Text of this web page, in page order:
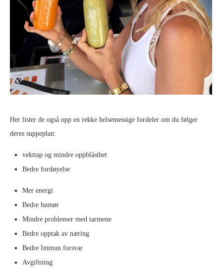
Her lister de også opp en rekke helsemessige fordeler om du følger
deres suppeplan:
vekttap og mindre oppblåsthet
Bedre fordøyelse
Mer energi
Bedre humør
Mindre problemer med tarmene
Bedre opptak av næring
Bedre Immun forsvar
Avgiftning